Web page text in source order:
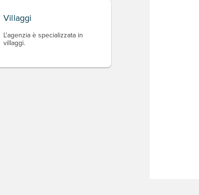
Villaggi
L'agenzia è specializzata in
villaggi.